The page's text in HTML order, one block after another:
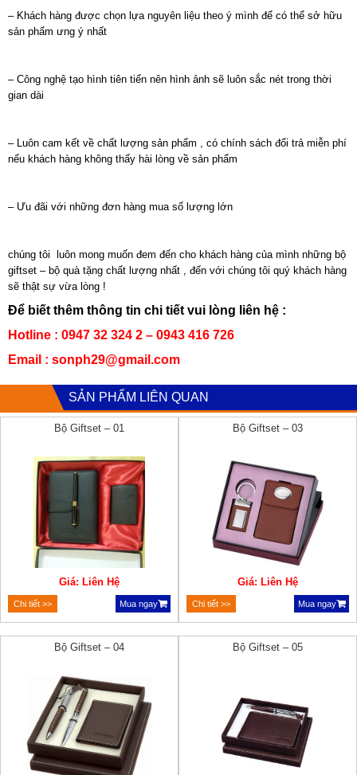
– Khách hàng được chọn lựa nguyên liệu theo ý mình để có thể sở hữu
sản phẩm ưng ý nhất
– Công nghệ tạo hình tiên tiến nên hình ảnh sẽ luôn sắc nét trong thời
gian dài
– Luôn cam kết về chất lượng sản phẩm , có chính sách đổi trả miễn phí
nếu khách hàng không thấy hài lòng về sản phẩm
– Ưu đãi với những đơn hàng mua số lượng lớn
chúng tôi luôn mong muốn đem đến cho khách hàng của mình những bộ
giftset – bộ quà tặng chất lượng nhất , đến với chúng tôi quý khách hàng
sẽ thật sự vừa lòng !
Để biết thêm thông tin chi tiết vui lòng liên hệ :
Hotline : 0947 32 324 2 – 0943 416 726
Email : sonph29@gmail.com
SẢN PHẨM LIÊN QUAN
Bộ Giftset – 01
Giá: Liên Hệ
Chi tiết >> Mua ngay
Bộ Giftset – 03
Giá: Liên Hệ
Chi tiết >> Mua ngay
Bộ Giftset – 04 Bộ Giftset – 05